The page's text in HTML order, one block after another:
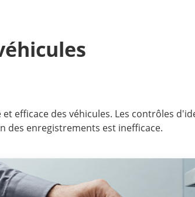
efficace des véhicules. Les contrôles
des enregistrements est inefficace.